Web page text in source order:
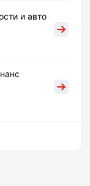
и авто